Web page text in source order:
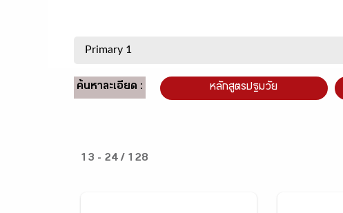
ค้นหาละเอียด : หลักสูตรปฐมวัย
13 - 24 / 128